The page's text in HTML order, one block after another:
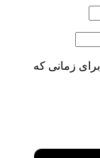
زمانی که